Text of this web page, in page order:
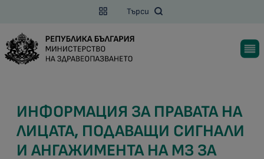
Търси
ИНФОРМАЦИЯ ЗА ПРАВАТА НА
ЛИЦАТА, ПОДАВАЩИ СИГНАЛИ
И АНГАЖИМЕНТА НА МЗ ЗА